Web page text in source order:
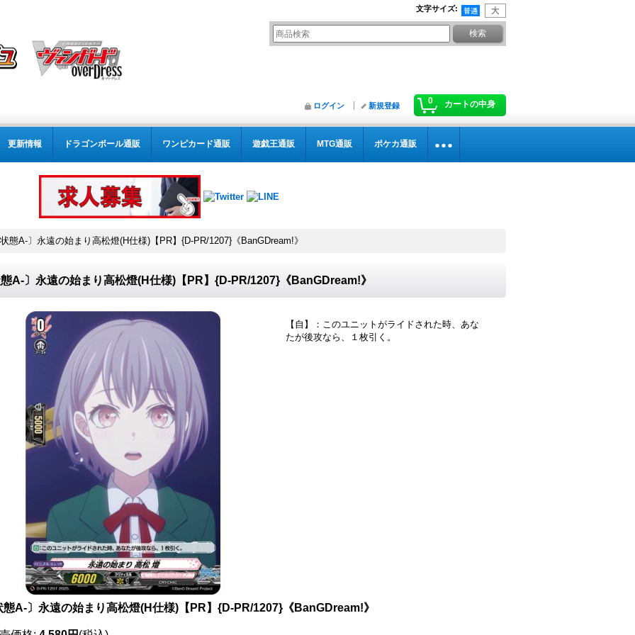
文字サイズ:
0 カートの中身
ログイン 新規登録
更新情報 ドラゴンボール通販 ワンピカード通販 遊戯王通販 MTG通販 ポケカ通販
態A-〕永遠の始まり高松燈(H仕様)【PR】{D-PR/1207}《BanGDream!》
A-〕永遠の始まり高松燈(H仕様)【PR】{D-PR/1207}《BanGDream!》
【自】：このユニットがライドされた時、あな
たが後攻なら、１枚引く。
態A-〕永遠の始まり高松燈(H仕様)【PR】{D-PR/1207}《BanGDream!》